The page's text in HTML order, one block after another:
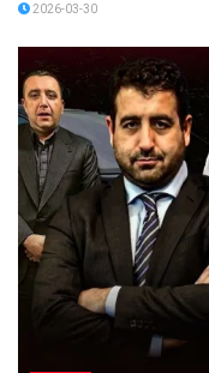
2026-03-30